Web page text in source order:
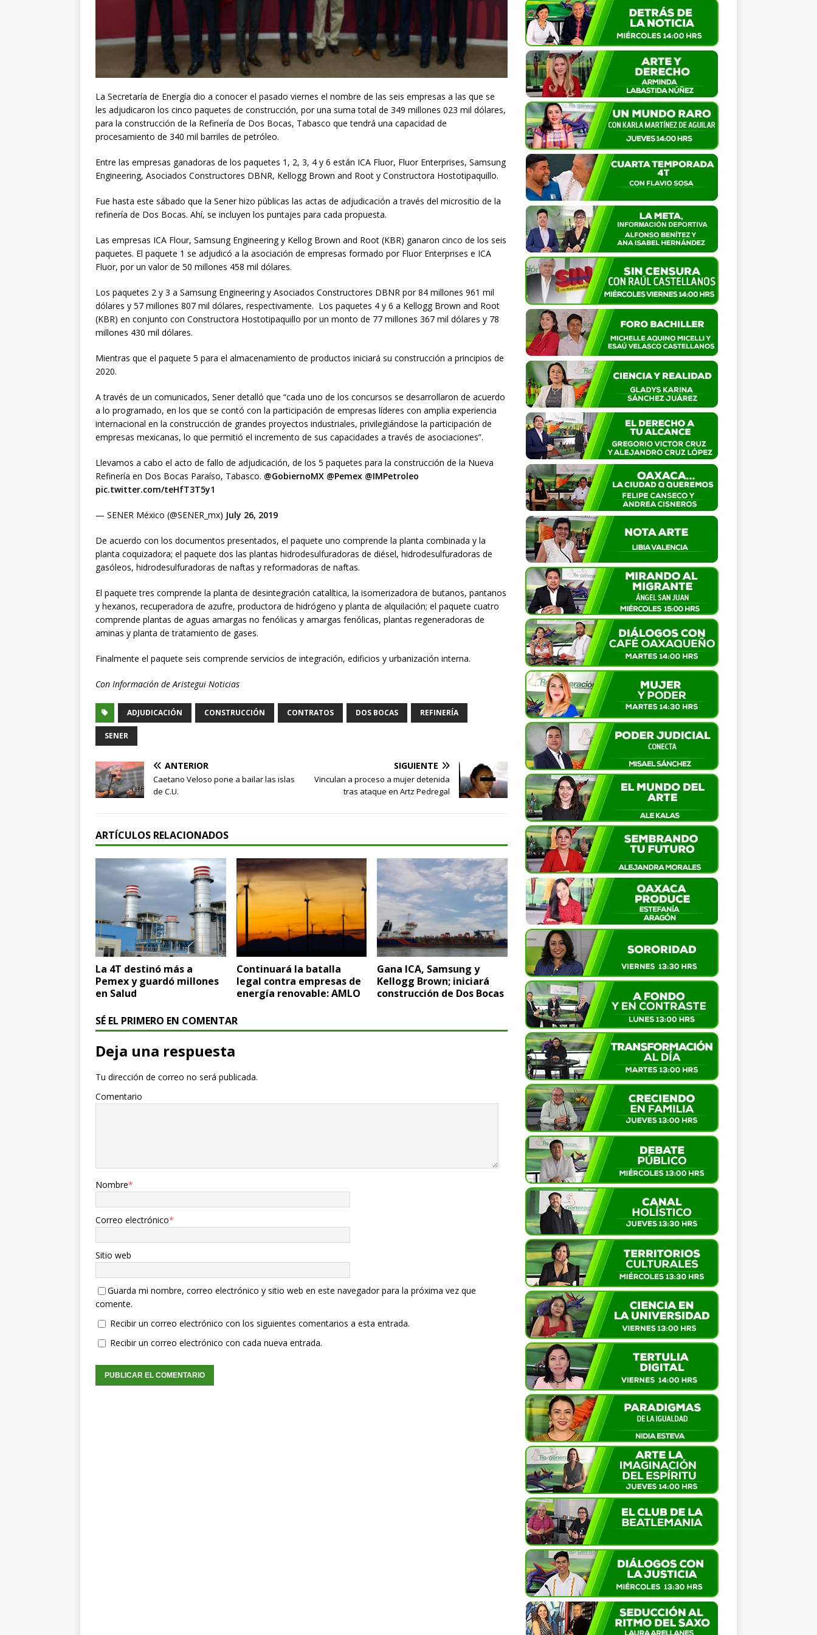
La Secretaría de Energía dio a conocer el pasado viernes el nombre de las seis empresas a las que se
les adjudicaron los cinco paquetes de construcción, por una suma total de 349 millones 023 mil dólares,
para la construcción de la Refinería de Dos Bocas, Tabasco que tendrá una capacidad de
procesamiento de 340 mil barriles de petróleo.
Entre las empresas ganadoras de los paquetes 1, 2, 3, 4 y 6 están ICA Fluor, Fluor Enterprises, Samsung
Engineering, Asociados Constructores DBNR, Kellogg Brown and Root y Constructora Hostotipaquillo.
Fue hasta este sábado que la Sener hizo públicas las actas de adjudicación a través del micrositio de la
refinería de Dos Bocas. Ahí, se incluyen los puntajes para cada propuesta.
Las empresas ICA Flour, Samsung Engineering y Kellog Brown and Root (KBR) ganaron cinco de los seis
paquetes. El paquete 1 se adjudicó a la asociación de empresas formado por Fluor Enterprises e ICA
Fluor, por un valor de 50 millones 458 mil dólares.
Los paquetes 2 y 3 a Samsung Engineering y Asociados Constructores DBNR por 84 millones 961 mil
dólares y 57 millones 807 mil dólares, respectivamente. Los paquetes 4 y 6 a Kellogg Brown and Root
(KBR) en conjunto con Constructora Hostotipaquillo por un monto de 77 millones 367 mil dólares y 78
millones 430 mil dólares.
Mientras que el paquete 5 para el almacenamiento de productos iniciará su construcción a principios de
2020.
A través de un comunicados, Sener detalló que “cada uno de los concursos se desarrollaron de acuerdo
a lo programado, en los que se contó con la participación de empresas líderes con amplia experiencia
internacional en la construcción de grandes proyectos industriales, privilegiándose la participación de
empresas mexicanas, lo que permitió el incremento de sus capacidades a través de asociaciones”.
Llevamos a cabo el acto de fallo de adjudicación, de los 5 paquetes para la construcción de la Nueva
Refinería en Dos Bocas Paraíso, Tabasco. @GobiernoMX @Pemex @IMPetroleo
pic.twitter.com/teHfT3T5y1
— SENER México (@SENER_mx) July 26, 2019
De acuerdo con los documentos presentados, el paquete uno comprende la planta combinada y la
planta coquizadora; el paquete dos las plantas hidrodesulfuradoras de diésel, hidrodesulfuradoras de
gasóleos, hidrodesulfuradoras de naftas y reformadoras de naftas.
El paquete tres comprende la planta de desintegración catalítica, la isomerizadora de butanos, pantanos
y hexanos, recuperadora de azufre, productora de hidrógeno y planta de alquilación; el paquete cuatro
comprende plantas de aguas amargas no fenólicas y amargas fenólicas, plantas regeneradoras de
aminas y planta de tratamiento de gases.
Finalmente el paquete seis comprende servicios de integración, edificios y urbanización interna.
Con Información de Aristegui Noticias
ADJUDICACIÓN CONSTRUCCIÓN CONTRATOS DOS BOCAS REFINERÍA
SENER
ANTERIOR
Caetano Veloso pone a bailar las islas
de C.U.
SIGUIENTE
Vinculan a proceso a mujer detenida
tras ataque en Artz Pedregal
ARTÍCULOS RELACIONADOS
La 4T destinó más a
Pemex y guardó millones
en Salud
Continuará la batalla
legal contra empresas de
energía renovable: AMLO
Gana ICA, Samsung y
Kellogg Brown; iniciará
construcción de Dos Bocas
SÉ EL PRIMERO EN COMENTAR
Deja una respuesta
Tu dirección de correo no será publicada.
Comentario
Nombre*
Correo electrónico*
Sitio web
Guarda mi nombre, correo electrónico y sitio web en este navegador para la próxima vez que
comente.
Recibir un correo electrónico con los siguientes comentarios a esta entrada.
Recibir un correo electrónico con cada nueva entrada.